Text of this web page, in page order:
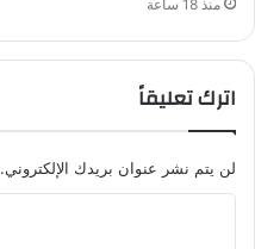
منذ 18 ساعة
اترك تعليقاً
لن يتم نشر عنوان بريدك الإلكتروني.